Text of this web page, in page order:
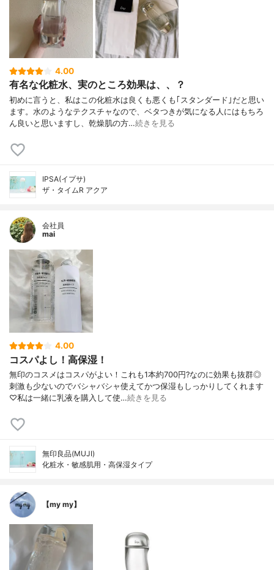
4.00
有名な化粧水、実のところ効果は、、？
初めに言うと、私はこの化粧水は良くも悪くも｢スタンダード｣だと思い
ます。水のようなテクスチャなので、ベタつきが気になる人にはもちろ
ん良いと思いますし、乾燥肌の方…続きを見る
IPSA(イプサ)
ザ・タイムR アクア
会社員
mai
4.00
コスパよし！高保湿！
無印のコスメはコスパがよい！これも1本約700円?なのに効果も抜群◎
刺激も少ないのでバシャバシャ使えてかつ保湿もしっかりしてくれます
♡私は一緒に乳液を購入して使…続きを見る
無印良品(MUJI)
化粧水・敏感肌用・高保湿タイプ
【my my】